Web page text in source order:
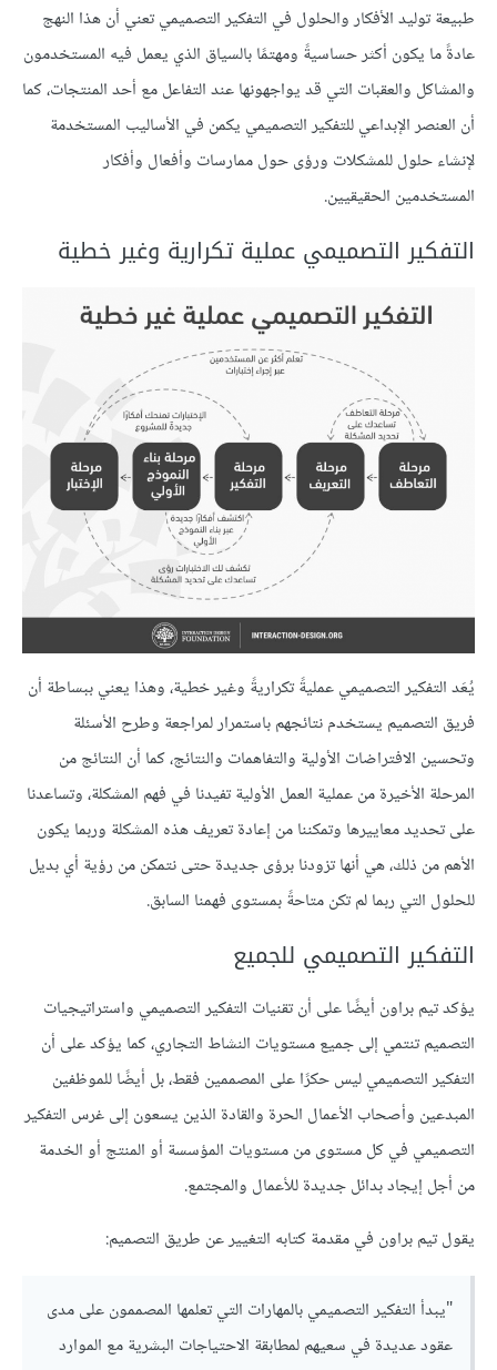
طبيعة توليد الأفكار والحلول في التفكير التصميمي تعني أن هذا النهج
عادةً ما يكون أكثر حساسيةً ومهتمًا بالسياق الذي يعمل فيه المستخدمون
والمشاكل والعقبات التي قد يواجهونها عند التفاعل مع أحد المنتجات، كما
أن العنصر الإبداعي للتفكير التصميمي يكمن في الأساليب المستخدمة
لإنشاء حلول للمشكلات ورؤى حول ممارسات وأفعال وأفكار
المستخدمين الحقيقيين.
التفكير التصميمي عملية تكرارية وغير خطية
يُعَد التفكير التصميمي عمليةً تكراريةً وغير خطية، وهذا يعني ببساطة أن
فريق التصميم يستخدم نتائجهم باستمرار لمراجعة وطرح الأسئلة
وتحسين الافتراضات الأولية والتفاهمات والنتائج، كما أن النتائج من
المرحلة الأخيرة من عملية العمل الأولية تفيدنا في فهم المشكلة، وتساعدنا
على تحديد معاييرها وتمكننا من إعادة تعريف هذه المشكلة وربما يكون
الأهم من ذلك، هي أنها تزودنا برؤى جديدة حتى نتمكن من رؤية أي بديل
للحلول التي ربما لم تكن متاحةً بمستوى فهمنا السابق.
التفكير التصميمي للجميع
يؤكد تيم براون أيضًا على أن تقنيات التفكير التصميمي واستراتيجيات
التصميم تنتمي إلى جميع مستويات النشاط التجاري، كما يؤكد على أن
التفكير التصميمي ليس حكرًا على المصممين فقط، بل أيضًا للموظفين
المبدعين وأصحاب الأعمال الحرة والقادة الذين يسعون إلى غرس التفكير
التصميمي في كل مستوى من مستويات المؤسسة أو المنتج أو الخدمة
من أجل إيجاد بدائل جديدة للأعمال والمجتمع.
يقول تيم براون في مقدمة كتابه التغيير عن طريق التصميم:
"يبدأ التفكير التصميمي بالمهارات التي تعلمها المصممون على مدى
عقود عديدة في سعيهم لمطابقة الاحتياجات البشرية مع الموارد